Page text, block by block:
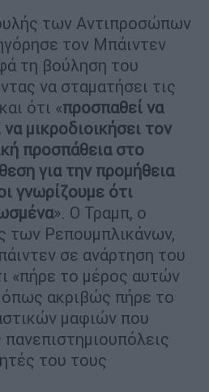
των Αντιπροσώπων
τον Μπάιντεν
τη βούληση του
να σταματήσει τις
ότι «προσπαθεί να
μικροδιοικήσει τον
προσπάθεια στο
για την προμήθεια
γνωρίζουμε ότι
». Ο Τραμπ, ο
των Ρεπουμπλικάνων,
σε ανάρτηση του
«πήρε το μέρος αυτών
ακριβώς πήρε το
μαφιών που
του τους